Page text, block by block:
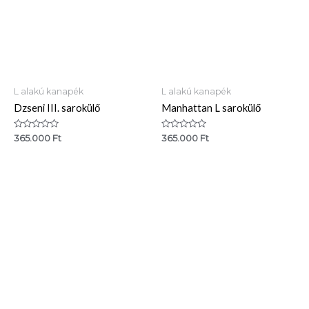
L alakú kanapék
Dzseni III. sarokülő
Értékelés:
0
365.000 Ft
L alakú kanapék
Manhattan L sarokülő
Értékelés:
0
365.000 Ft